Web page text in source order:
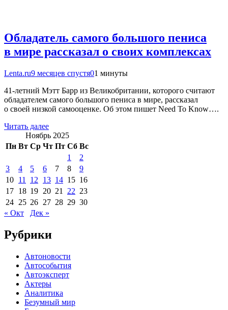
Обладатель самого большого пениса
в мире рассказал о своих комплексах
Lenta.ru9 месяцев спустя01 минуты
41-летний Мэтт Барр из Великобритании, которого считают
обладателем самого большого пениса в мире, рассказал
о своей низкой самооценке. Об этом пишет Need To Know….
Читать далее
Ноябрь 2025
Пн Вт Ср Чт Пт Сб Вс
1
2
3
4 5 6 7 8
9
10 11 12 13 14 15 16
17 18 19 20 21 22 23
24 25 26 27 28 29 30
« Окт
Дек »
Рубрики
Автоновости
Автособытия
Автоэксперт
Актеры
Аналитика
Безумный мир